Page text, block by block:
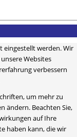
eingestellt werden. Wir
Websites
verbessern
um mehr zu
ändern. Beachten Sie,
auf Ihre
haben kann, die wir